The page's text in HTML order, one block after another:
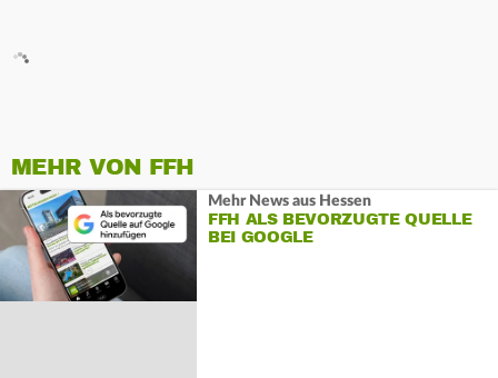
MEHR VON FFH
Mehr News aus Hessen
FFH ALS BEVORZUGTE QUELLE
BEI GOOGLE